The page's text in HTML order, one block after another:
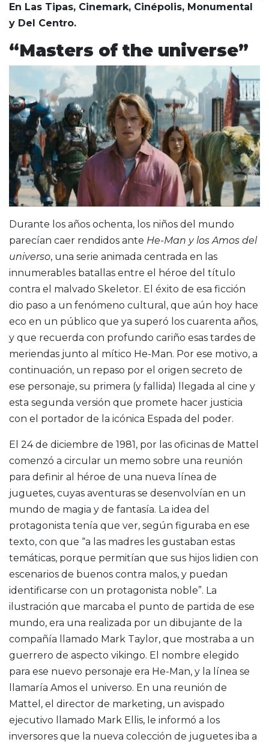
En Las Tipas, Cinemark, Cinépolis, Monumental
y Del Centro.
“Masters of the universe”
Durante los años ochenta, los niños del mundo
parecían caer rendidos ante He-Man y los Amos del
universo, una serie animada centrada en las
innumerables batallas entre el héroe del título
contra el malvado Skeletor. El éxito de esa ficción
dio paso a un fenómeno cultural, que aún hoy hace
eco en un público que ya superó los cuarenta años,
y que recuerda con profundo cariño esas tardes de
meriendas junto al mítico He-Man. Por ese motivo, a
continuación, un repaso por el origen secreto de
ese personaje, su primera (y fallida) llegada al cine y
esta segunda versión que promete hacer justicia
con el portador de la icónica Espada del poder.
El 24 de diciembre de 1981, por las oficinas de Mattel
comenzó a circular un memo sobre una reunión
para definir al héroe de una nueva línea de
juguetes, cuyas aventuras se desenvolvían en un
mundo de magia y de fantasía. La idea del
protagonista tenía que ver, según figuraba en ese
texto, con que “a las madres les gustaban estas
temáticas, porque permitían que sus hijos lidien con
escenarios de buenos contra malos, y puedan
identificarse con un protagonista noble”. La
ilustración que marcaba el punto de partida de ese
mundo, era una realizada por un dibujante de la
compañía llamado Mark Taylor, que mostraba a un
guerrero de aspecto vikingo. El nombre elegido
para ese nuevo personaje era He-Man, y la línea se
llamaría Amos el universo. En una reunión de
Mattel, el director de marketing, un avispado
ejecutivo llamado Mark Ellis, le informó a los
inversores que la nueva colección de juguetes iba a